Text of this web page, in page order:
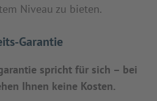
Niveau zu bieten.
Garantie
spricht für sich – bei
Ihnen keine Kosten.